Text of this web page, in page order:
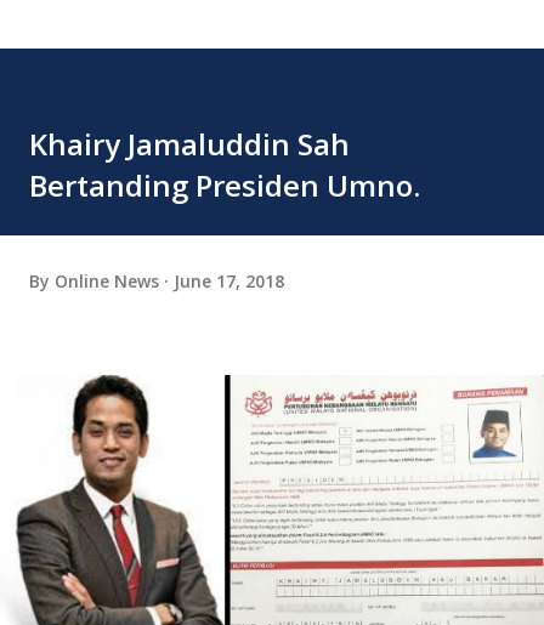
Khairy Jamaluddin Sah
Bertanding Presiden Umno.
By Online News June 17, 2018